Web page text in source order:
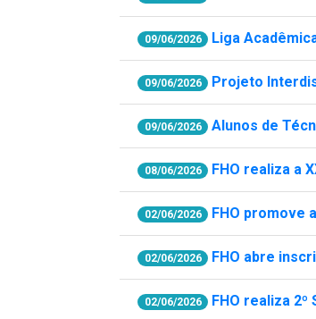
09/06/2026 Liga
09/06/2026 Projeto
09/06/2026 Alunos de
08/06/2026 FHO realiza a
02/06/2026 FHO promove
02/06/2026 FHO abre
02/06/2026 FHO realiza